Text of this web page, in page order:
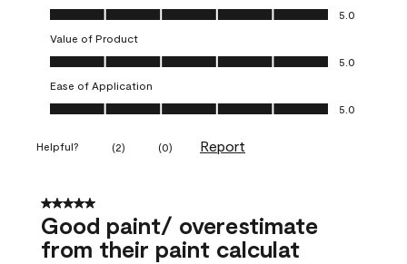
Quality of Product, 5.0 out of 5
5.0
Value of Product
Value of Product, 5.0 out of 5
5.0
Ease of Application
Ease of Application, 5.0 out of 5
5.0
Helpful? (2) (0) Report
5 out of 5 stars.
Good paint/ overestimate
from their paint calculat